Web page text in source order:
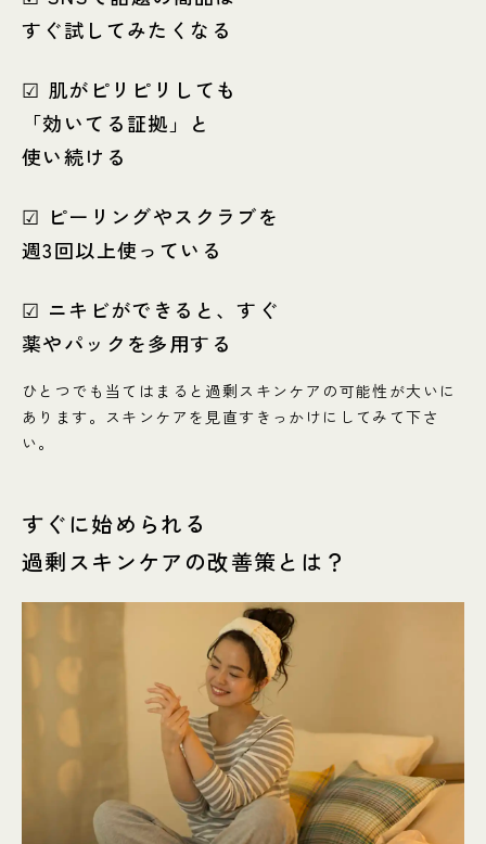
すぐ試してみたくなる
☑ 肌がピリピリしても
「効いてる証拠」と
使い続ける
☑ ピーリングやスクラブを
週3回以上使っている
☑ ニキビができると、すぐ
薬やパックを多用する
ひとつでも当てはまると過剰スキンケアの可能性が大いに
あります。スキンケアを見直すきっかけにしてみて下さ
い。
すぐに始められる
過剰スキンケアの改善策とは？